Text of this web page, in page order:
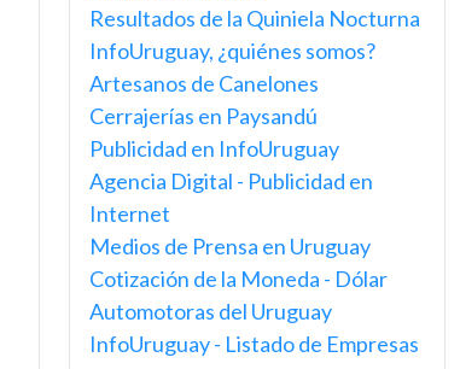
Resultados de la Quiniela Nocturna
InfoUruguay, ¿quiénes somos?
Artesanos de Canelones
Cerrajerías en Paysandú
Publicidad en InfoUruguay
Agencia Digital - Publicidad en
Internet
Medios de Prensa en Uruguay
Cotización de la Moneda - Dólar
Automotoras del Uruguay
InfoUruguay - Listado de Empresas